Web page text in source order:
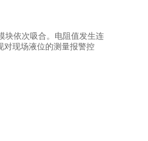
块依次吸合。电阻值发生连
对现场液位的测量报警控